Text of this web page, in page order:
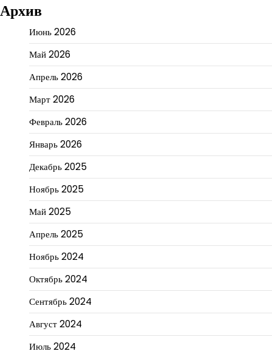
Архив
Июнь 2026
Май 2026
Апрель 2026
Март 2026
Февраль 2026
Январь 2026
Декабрь 2025
Ноябрь 2025
Май 2025
Апрель 2025
Ноябрь 2024
Октябрь 2024
Сентябрь 2024
Август 2024
Июль 2024